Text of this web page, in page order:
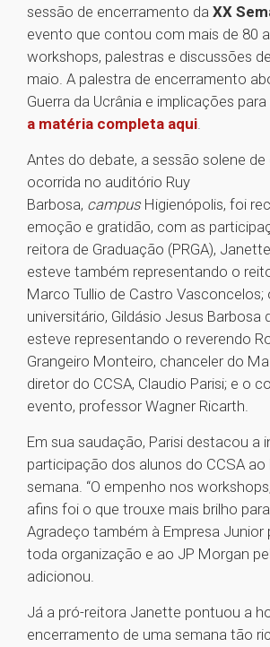
sessão de encerramento da XX
evento que contou com mais de 80
workshops, palestras e discussões
maio. A palestra de encerramento
Guerra da Ucrânia e implicações para
a matéria completa aqui.
Antes do debate, a sessão solene
ocorrida no auditório Ruy
Barbosa, campus Higienópolis, foi
emoção e gratidão, com as
reitora de Graduação (PRGA),
esteve também representando o
Marco Tullio de Castro Vasconcelos;
universitário, Gildásio Jesus Barbosa
esteve representando o reverendo
Grangeiro Monteiro, chanceler do
diretor do CCSA, Claudio Parisi; e o
evento, professor Wagner Ricarth.
Em sua saudação, Parisi destacou a
participação dos alunos do CCSA
semana. “O empenho nos
afins foi o que trouxe mais brilho
Agradeço também à Empresa Junior
toda organização e ao JP Morgan
adicionou.
Já a pró-reitora Janette pontuou a
encerramento de uma semana tão